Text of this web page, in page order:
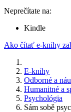
Neprečítate na:
Kindle
Ako čítať e-knihy
E-knihy
Odborné a
Humanitné a
Psychológia
Sám sobě